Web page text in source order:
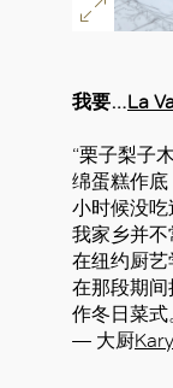
我要…La
“栗子梨子
绵蛋糕作
小时候没
我家乡并
在纽约厨
在那段期
作冬日菜式
— 大厨